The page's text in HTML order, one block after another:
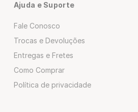
Ajuda e Suporte
Fale Conosco
Trocas e Devoluções
Entregas e Fretes
Como Comprar
Política de privacidade